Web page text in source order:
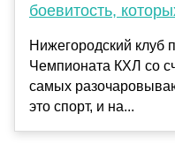
боевитость,
Нижегородский клуб
Чемпионата КХЛ со
самых
это спорт, и на...